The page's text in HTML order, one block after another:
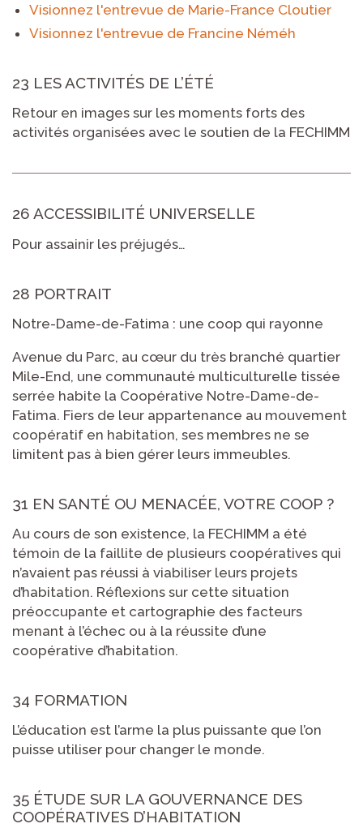
Visionnez l'entrevue de Marie-France Cloutier
Visionnez l'entrevue de Francine Néméh
23 LES ACTIVITÉS DE L’ÉTÉ
Retour en images sur les moments forts des
activités organisées avec le soutien de la FECHIMM
26 ACCESSIBILITÉ UNIVERSELLE
Pour assainir les préjugés…
28 PORTRAIT
Notre-Dame-de-Fatima : une coop qui rayonne
Avenue du Parc, au cœur du très branché quartier
Mile-End, une communauté multiculturelle tissée
serrée habite la Coopérative Notre-Dame-de-
Fatima. Fiers de leur appartenance au mouvement
coopératif en habitation, ses membres ne se
limitent pas à bien gérer leurs immeubles.
31 EN SANTÉ OU MENACÉE, VOTRE COOP ?
Au cours de son existence, la FECHIMM a été
témoin de la faillite de plusieurs coopératives qui
n’avaient pas réussi à viabiliser leurs projets
d’habitation. Réflexions sur cette situation
préoccupante et cartographie des facteurs
menant à l’échec ou à la réussite d’une
coopérative d’habitation.
34 FORMATION
L’éducation est l’arme la plus puissante que l’on
puisse utiliser pour changer le monde.
35 ÉTUDE SUR LA GOUVERNANCE DES
COOPÉRATIVES D’HABITATION